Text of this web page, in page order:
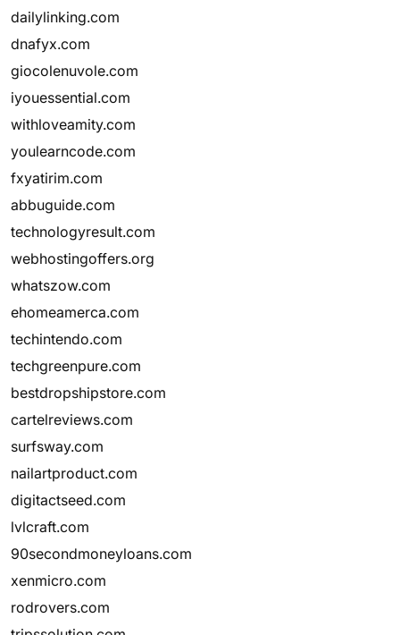
dailylinking.com
dnafyx.com
giocolenuvole.com
iyouessential.com
withloveamity.com
youlearncode.com
fxyatirim.com
abbuguide.com
technologyresult.com
webhostingoffers.org
whatszow.com
ehomeamerca.com
techintendo.com
techgreenpure.com
bestdropshipstore.com
cartelreviews.com
surfsway.com
nailartproduct.com
digitactseed.com
lvlcraft.com
90secondmoneyloans.com
xenmicro.com
rodrovers.com